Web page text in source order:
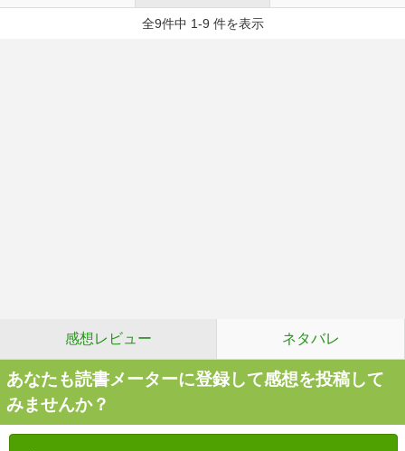
全9件中 1-9 件を表示
感想レビュー ネタバレ
あなたも読書メーターに登録して感想を投稿して
みませんか？